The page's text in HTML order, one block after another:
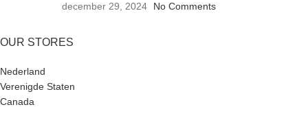
december 29, 2024
No Comments
OUR STORES
Nederland
Verenigde Staten
Canada